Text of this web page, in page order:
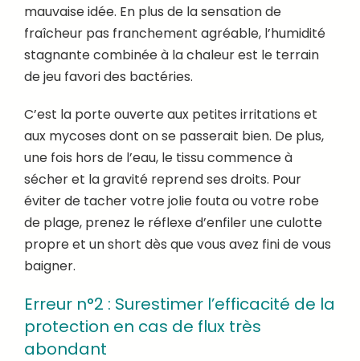
mauvaise idée. En plus de la sensation de
fraîcheur pas franchement agréable, l’humidité
stagnante combinée à la chaleur est le terrain
de jeu favori des bactéries.
C’est la porte ouverte aux petites irritations et
aux mycoses dont on se passerait bien. De plus,
une fois hors de l’eau, le tissu commence à
sécher et la gravité reprend ses droits. Pour
éviter de tacher votre jolie fouta ou votre robe
de plage, prenez le réflexe d’enfiler une culotte
propre et un short dès que vous avez fini de vous
baigner.
Erreur n°2 : Surestimer l’efficacité de la
protection en cas de flux très
abondant